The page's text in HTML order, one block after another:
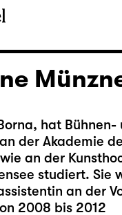
hat Bühnen-
der Akademie
an der
studiert. Sie
an der
2008 bis 2012